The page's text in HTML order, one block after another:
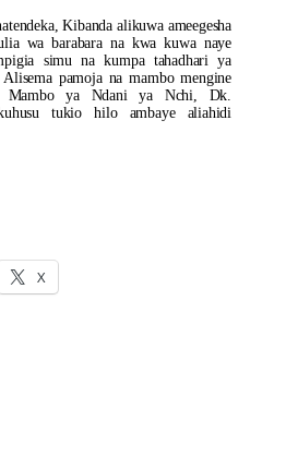
Kibanda alikuwa ameegesha
wa barabara na kwa kuwa naye
simu na kumpa tahadhari ya
pamoja na mambo mengine
Mambo ya Ndani ya Nchi, Dk.
tukio hilo ambaye aliahidi
X